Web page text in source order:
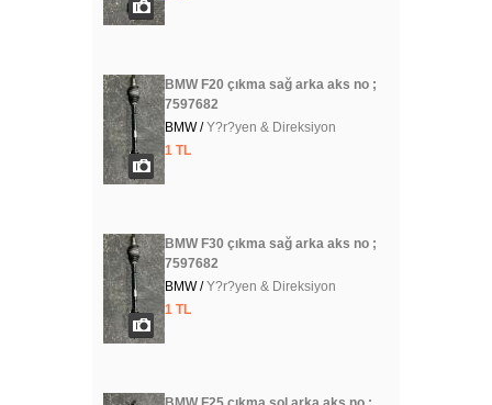
BMW F20 çıkma sağ arka aks no ;
7597682
BMW /Y?r?yen & Direksiyon
1 TL
BMW F30 çıkma sağ arka aks no ;
7597682
BMW /Y?r?yen & Direksiyon
1 TL